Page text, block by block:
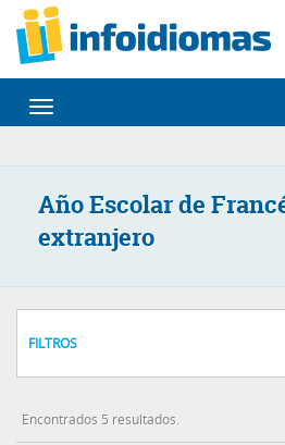
Desplegar
navegación
Año Escolar de
extranjero
FILTROS
Encontrados 5 resultados.